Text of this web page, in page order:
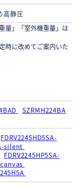
高静圧
量」「室外機重量」は
時に改めてご案内いた
SZRMH224BA
FDRV2245HD5SA-
silent
FDRV2245HP5SA-